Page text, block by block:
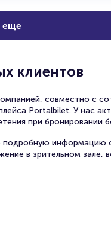
и российский актёр
еще
клиентов
совместно с
Portalbilet. У нас
при бронировании
подробную информацию
в зрительном